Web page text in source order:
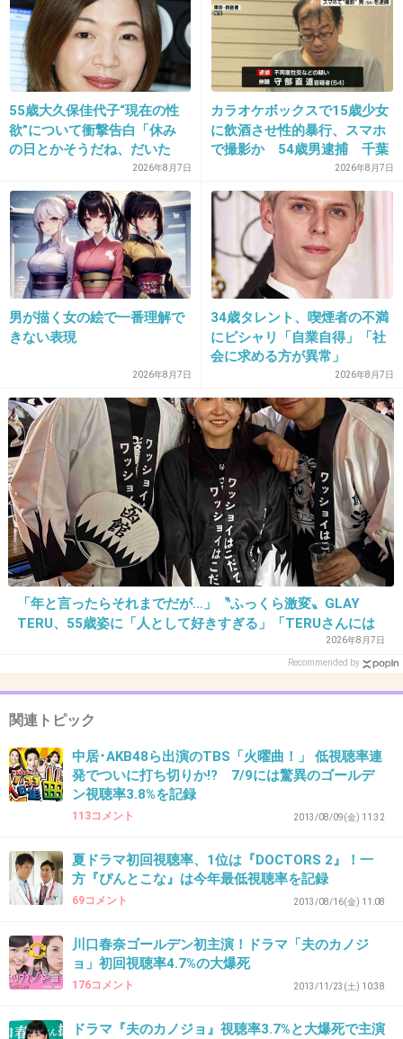
伸びてくでしょう
+125 -24
26. 匿名 2013/11/15(金) 12:01:07
ブログに激励コメント殺到したらしいけどさら
に視聴率下がるってなんでなのｗ
主演ドラマ打ち切り？川口春奈に激励コメ
ント1000件超 （デイリースポーツ） -
Yahoo!ニュース
headlines.yahoo.co.jp
ＴＢＳ系の主演ドラマ「夫のカノジョ」が、低視聴率から打ち切りの可能
性も報道されている女優の川口春奈の公式ブログに、川口を励ますコメン
27. 匿名2013/11/15(金) 12:01:19
NTR展開でエロエロな昼ドラ枠にしたら見たか
も。子供と一緒にこんなの見たくない。
+40 -22
2013/11/15(金) 12:01:36
おもしろいと思うんだけどなー。
毎回楽しみにしてる。
きっと他にも楽しみに見てる人も絶対いるから
打ちきりとかやめてほしい(;_;)
29. 匿名2013/11/15(金) 12:01:48
深夜枠並みかそれ以下の視聴率だよね・・・
+59 -5
30. 匿名2013/11/15(金) 12:02:10
55歳大久保佳代子“現在の性
欲”について衝撃告白「休み
の日とかそうだね、だいた
2026年8月7日
カラオケボックスで15歳少女
に飲酒させ性的暴行、スマホ
で撮影か 54歳男逮捕 千葉
2026年8月7日
男が描く女の絵で一番理解で
きない表現
2026年8月7日
34歳タレント、喫煙者の不満
にピシャリ「自業自得」「社
会に求める方が異常」
2026年8月7日
「年と言ったらそれまでだが…」〝ふっくら激変〟GLAY
TERU、55歳姿に「人として好きすぎる」「TERUさんには
2026年8月7日
Recommended by
関連トピック
中居･AKB48ら出演のTBS「火曜曲！」 低視聴率連
発でついに打ち切りか!? 7/9には驚異のゴールデ
ン視聴率3.8%を記録
113コメント 2013/08/09(金) 11:32
夏ドラマ初回視聴率、1位は『DOCTORS 2』！一
方『ぴんとこな』は今年最低視聴率を記録
69コメント 2013/08/16(金) 11:08
川口春奈ゴールデン初主演！ドラマ「夫のカノジ
ョ」初回視聴率4.7%の大爆死
176コメント 2013/11/23(土) 10:38
ドラマ『夫のカノジョ』視聴率3.7%と大爆死で主演